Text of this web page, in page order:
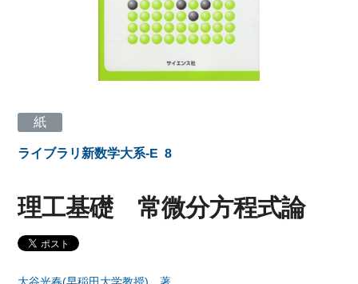
紙
ライブラリ新数学大系-E 8
理工基礎 常微分方程式論
大谷光春(早稲田大学教授) 著